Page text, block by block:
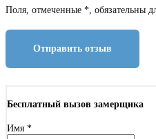
Поля, отмеченные *, обязательны
Отправить отзыв
Бесплатный вызов замерщика
Имя *